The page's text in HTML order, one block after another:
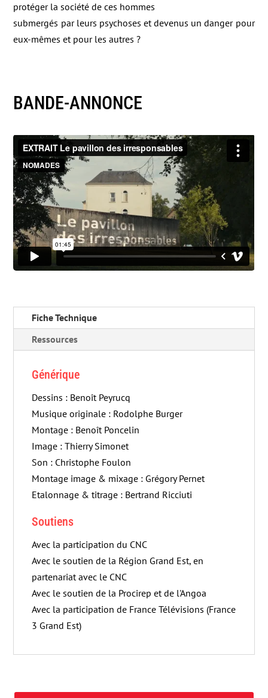
protéger la société de ces hommes
submergés par leurs psychoses et devenus un danger pour
eux-mêmes et pour les autres ?
BANDE-ANNONCE
Fiche Technique
Ressources
Générique
Dessins : Benoît Peyrucq
Musique originale : Rodolphe Burger
Montage : Benoît Poncelin
Image : Thierry Simonet
Son : Christophe Foulon
Montage image & mixage : Grégory Pernet
Etalonnage & titrage : Bertrand Ricciuti
Soutiens
Avec la participation du CNC
Avec le soutien de la Région Grand Est, en
partenariat avec le CNC
Avec le soutien de la Procirep et de l'Angoa
Avec la participation de France Télévisions (France
3 Grand Est)